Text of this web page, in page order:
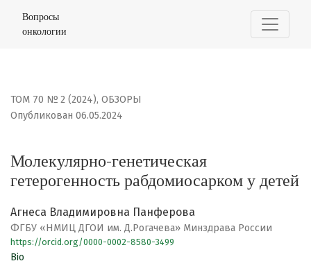
Молекулярно-генетическая гетерогенность
Вопросы
онкологии
ТОМ 70 № 2 (2024), ОБЗОРЫ
Молекулярно-генетическая
гетерогенность рабдомиосарком у детей
Опубликован 06.05.2024
Агнеса Владимировна Панферова
ФГБУ «НМИЦ ДГОИ им. Д.Рогачева» Минздрава России
https://orcid.org/0000-0002-8580-3499
Bio